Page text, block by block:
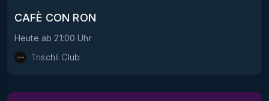
CAFÈ CON RON
Heute ab 21:00 Uhr
Trischli Club